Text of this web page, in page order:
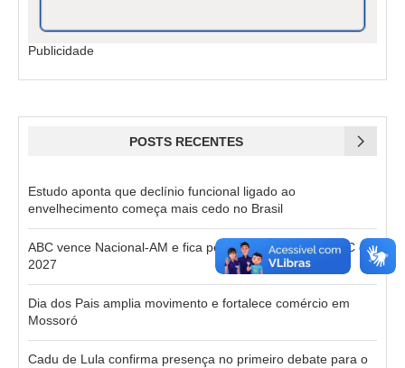
Publicidade
POSTS RECENTES
Estudo aponta que declínio funcional ligado ao
envelhecimento começa mais cedo no Brasil
ABC vence Nacional-AM e fica perto do acesso à Série C de
2027
Dia dos Pais amplia movimento e fortalece comércio em
Mossoró
Cadu de Lula confirma presença no primeiro debate para o